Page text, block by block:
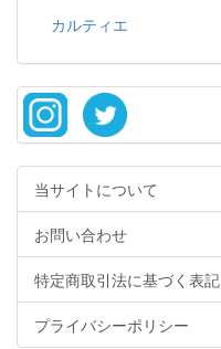
カルティエ
当サイトについて
お問い合わせ
特定商取引法に基づく表記
プライバシーポリシー